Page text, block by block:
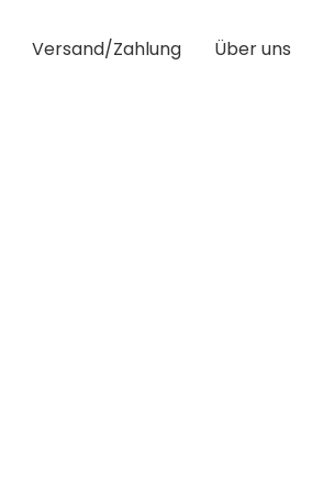
Versand/Zahlung Über uns